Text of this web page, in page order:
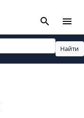
search menu
Найти